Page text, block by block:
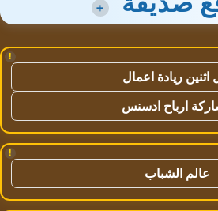
+
!
اثنين ريادة اعمال
ارباح ادسنس
!
عالم الشباب